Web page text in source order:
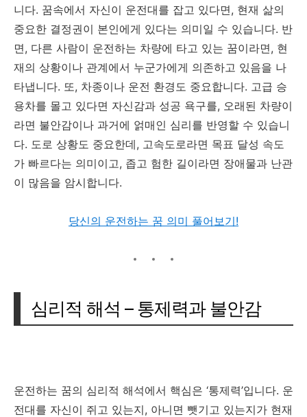
니다. 꿈속에서 자신이 운전대를 잡고 있다면, 현재 삶의
중요한 결정권이 본인에게 있다는 의미일 수 있습니다. 반
면, 다른 사람이 운전하는 차량에 타고 있는 꿈이라면, 현
재의 상황이나 관계에서 누군가에게 의존하고 있음을 나
타냅니다. 또, 차종이나 운전 환경도 중요합니다. 고급 승
용차를 몰고 있다면 자신감과 성공 욕구를, 오래된 차량이
라면 불안감이나 과거에 얽매인 심리를 반영할 수 있습니
다. 도로 상황도 중요한데, 고속도로라면 목표 달성 속도
가 빠르다는 의미이고, 좁고 험한 길이라면 장애물과 난관
이 많음을 암시합니다.
당신의 운전하는 꿈 의미 풀어보기!
심리적 해석 – 통제력과 불안감
운전하는 꿈의 심리적 해석에서 핵심은 ‘통제력’입니다. 운
전대를 자신이 쥐고 있는지, 아니면 뺏기고 있는지가 현재